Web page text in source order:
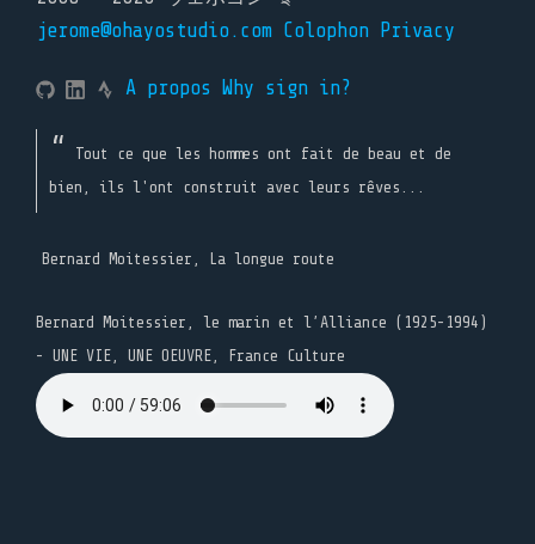
jerome@ohayostudio.com Colophon Privacy
A propos Why sign in?
Tout ce que les hommes ont fait de beau et de
bien, ils l'ont construit avec leurs rêves...
Bernard Moitessier, La longue route
Bernard Moitessier, le marin et l’Alliance (1925-1994)
- UNE VIE, UNE OEUVRE, France Culture